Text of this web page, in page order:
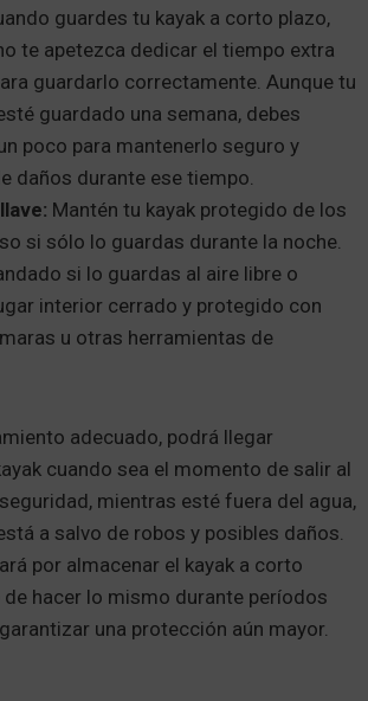
guardes tu kayak a corto plazo,
te apetezca dedicar el tiempo extra
guardarlo correctamente. Aunque tu
guardado una semana, debes
poco para mantenerlo seguro y
daños durante ese tiempo.
Mantén tu kayak protegido de los
si sólo lo guardas durante la noche.
si lo guardas al aire libre o
interior cerrado y protegido con
u otras herramientas de
adecuado, podrá llegar
cuando sea el momento de salir al
mientras esté fuera del agua,
a salvo de robos y posibles daños.
por almacenar el kayak a corto
de hacer lo mismo durante períodos
una protección aún mayor.